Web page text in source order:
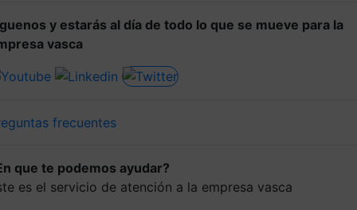
y estarás al día de todo lo que se mueve para la
vasca
frecuentes
que te podemos ayudar?
es el servicio de atención a la empresa vasca